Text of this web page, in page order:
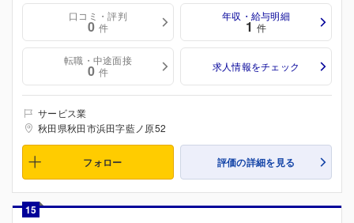
口コミ・評判
0 件
年収・給与明細
1 件
転職・中途面接
0 件 求人情報をチェック
サービス業
秋田県秋田市浜田字藍ノ原52
フォロー 評価の詳細を見る
15